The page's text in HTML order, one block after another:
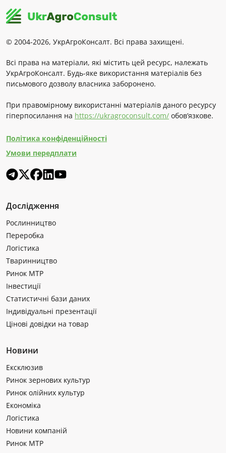
© 2004-2026, УкрАгроКонсалт. Всі права захищені.
Всі права на матеріали, які містить цей ресурс, належать
УкрАгроКонсалт. Будь-яке використання матеріалів без
письмового дозволу власника заборонено.
При правомірному використанні матеріалів даного ресурсу
гіперпосилання на https://ukragroconsult.com/ обов’язкове.
Політика конфіденційності
Умови передплати
Дослідження
Рослинництво
Переробка
Логістика
Тваринництво
Ринок МТР
Інвестиції
Статистичні бази даних
Індивідуальні презентації
Цінові довідки на товар
Новини
Ексклюзив
Ринок зернових культур
Ринок олійних культур
Економіка
Логістика
Новини компаній
Ринок МТР